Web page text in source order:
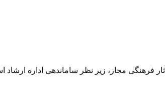
فرهنگی مجاز، زیر نظر ساماندهی اداره